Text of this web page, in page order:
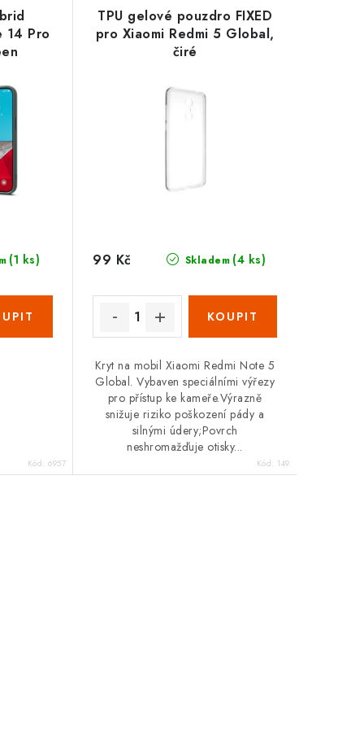
14 Pro
(1 ks)
Kód:6957
TPU gelové pouzdro FIXED
pro Xiaomi Redmi 5 Global,
čiré
Skladem (4 ks)
99 Kč
Kryt na mobil Xiaomi Redmi Note 5
Global. Vybaven speciálními výřezy
pro přístup ke kameře.Výrazně
snižuje riziko poškození pády a
silnými údery;Povrch
neshromažďuje otisky...
Kód: 149